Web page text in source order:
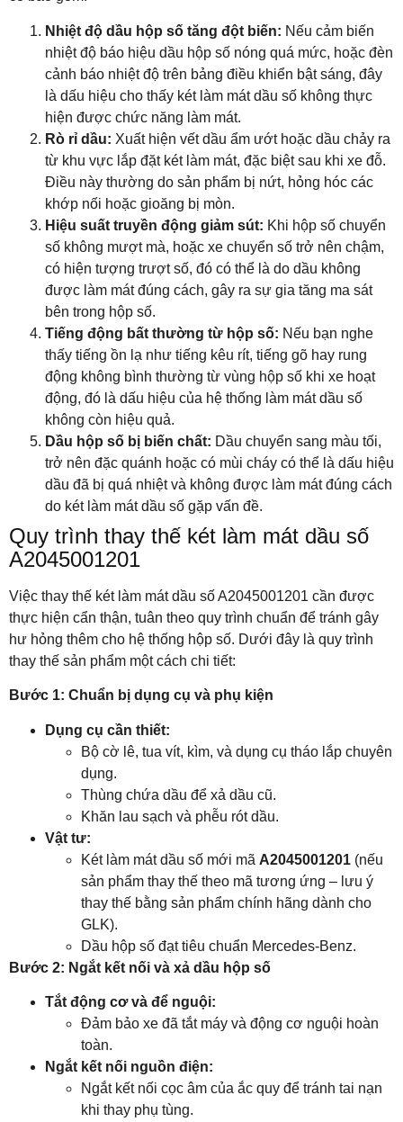
Nhiệt độ dầu hộp số tăng đột biến: Nếu cảm biến
nhiệt độ báo hiệu dầu hộp số nóng quá mức, hoặc đèn
cảnh báo nhiệt độ trên bảng điều khiển bật sáng, đây
là dấu hiệu cho thấy két làm mát dầu số không thực
hiện được chức năng làm mát.
Rò rỉ dầu: Xuất hiện vết dầu ẩm ướt hoặc dầu chảy ra
từ khu vực lắp đặt két làm mát, đặc biệt sau khi xe đỗ.
Điều này thường do sản phẩm bị nứt, hỏng hóc các
khớp nối hoặc gioăng bị mòn.
Hiệu suất truyền động giảm sút: Khi hộp số chuyển
số không mượt mà, hoặc xe chuyển số trở nên chậm,
có hiện tượng trượt số, đó có thể là do dầu không
được làm mát đúng cách, gây ra sự gia tăng ma sát
bên trong hộp số.
Tiếng động bất thường từ hộp số: Nếu bạn nghe
thấy tiếng ồn lạ như tiếng kêu rít, tiếng gõ hay rung
động không bình thường từ vùng hộp số khi xe hoạt
động, đó là dấu hiệu của hệ thống làm mát dầu số
không còn hiệu quả.
Dầu hộp số bị biến chất: Dầu chuyển sang màu tối,
trở nên đặc quánh hoặc có mùi cháy có thể là dấu hiệu
dầu đã bị quá nhiệt và không được làm mát đúng cách
do két làm mát dầu số gặp vấn đề.
Quy trình thay thế két làm mát dầu số
A2045001201
Việc thay thế két làm mát dầu số A2045001201 cần được
thực hiện cẩn thận, tuân theo quy trình chuẩn để tránh gây
hư hỏng thêm cho hệ thống hộp số. Dưới đây là quy trình
thay thế sản phẩm một cách chi tiết:
Bước 1: Chuẩn bị dụng cụ và phụ kiện
Dụng cụ cần thiết:
Bộ cờ lê, tua vít, kìm, và dụng cụ tháo lắp chuyên
dụng.
Thùng chứa dầu để xả dầu cũ.
Khăn lau sạch và phễu rót dầu.
Vật tư:
Két làm mát dầu số mới mã A2045001201 (nếu
sản phẩm thay thế theo mã tương ứng – lưu ý
thay thế bằng sản phẩm chính hãng dành cho
GLK).
Dầu hộp số đạt tiêu chuẩn Mercedes‑Benz.
Bước 2: Ngắt kết nối và xả dầu hộp số
Tắt động cơ và để nguội:
Đảm bảo xe đã tắt máy và động cơ nguội hoàn
toàn.
Ngắt kết nối nguồn điện:
Ngắt kết nối cọc âm của ắc quy để tránh tai nạn
khi thay phụ tùng.